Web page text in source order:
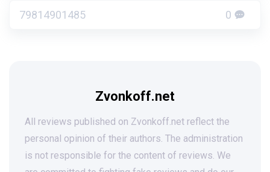
79814901485 0
Zvonkoff.net
All reviews published on Zvonkoff.net reflect the
personal opinion of their authors. The administration
is not responsible for the content of reviews. We